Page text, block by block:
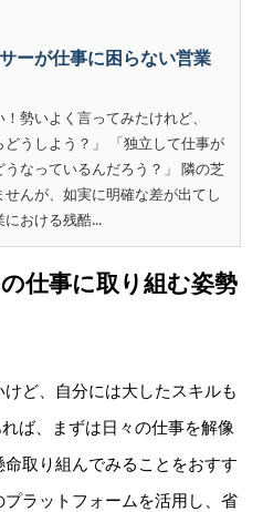
ーが仕事に困らない営業
勢いよく言ってみたけれど、
どうしよう？」 「独立して仕事が
なっているんだろう？」 隣の芝
んが、如実に明確な差が出てし
おける残酷...
仕事に取り組む姿勢
ど、自分には大したスキルも
ば、まずは日々の仕事を解像
取り組んでみることをおすす
ラットフォームを活用し、省